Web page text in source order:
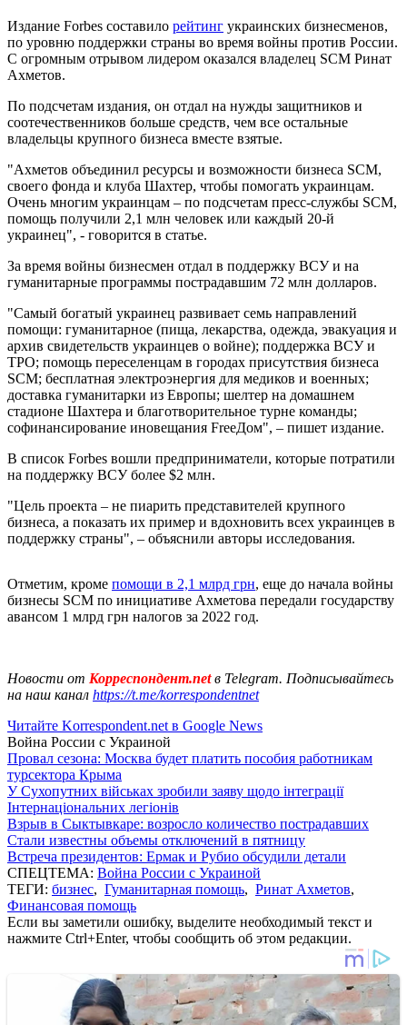
Издание Forbes составило рейтинг украинских бизнесменов,
по уровню поддержки страны во время войны против России.
С огромным отрывом лидером оказался владелец SCM Ринат
Ахметов.
По подсчетам издания, он отдал на нужды защитников и
соотечественников больше средств, чем все остальные
владельцы крупного бизнеса вместе взятые.
"Ахметов объединил ресурсы и возможности бизнеса SCM,
своего фонда и клуба Шахтер, чтобы помогать украинцам.
Очень многим украинцам – по подсчетам пресс-службы SCM,
помощь получили 2,1 млн человек или каждый 20-й
украинец", - говорится в статье.
За время войны бизнесмен отдал в поддержку ВСУ и на
гуманитарные программы пострадавшим 72 млн долларов.
"Самый богатый украинец развивает семь направлений
помощи: гуманитарное (пища, лекарства, одежда, эвакуация и
архив свидетельств украинцев о войне); поддержка ВСУ и
ТРО; помощь переселенцам в городах присутствия бизнеса
SCM; бесплатная электроэнергия для медиков и военных;
доставка гуманитарки из Европы; шелтер на домашнем
стадионе Шахтера и благотворительное турне команды;
софинансирование иновещания FreeДом", – пишет издание.
В список Forbes вошли предприниматели, которые потратили
на поддержку ВСУ более $2 млн.
"Цель проекта – не пиарить представителей крупного
бизнеса, а показать их пример и вдохновить всех украинцев в
поддержку страны", – объяснили авторы исследования.
Отметим, кроме помощи в 2,1 млрд грн, еще до начала войны
бизнесы SCM по инициативе Ахметова передали государству
авансом 1 млрд грн налогов за 2022 год.
Новости от Корреспондент.netв Telegram. Подписывайтесь
на наш канал https://t.me/korrespondentnet
Читайте Korrespondent.net в Google News
Война России с Украиной
Провал сезона: Москва будет платить пособия работникам
турсектора Крыма
У Сухопутних військах зробили заяву щодо інтеграції
Інтернаціональних легіонів
Взрыв в Сыктывкаре: возросло количество пострадавших
Стали известны объемы отключений в пятницу
Встреча президентов: Ермак и Рубио обсудили детали
СПЕЦТЕМА: Война России с Украиной
ТЕГИ: бизнес, Гуманитарная помощь, Ринат Ахметов,
Финансовая помощь
Если вы заметили ошибку, выделите необходимый текст и
нажмите Ctrl+Enter, чтобы сообщить об этом редакции.